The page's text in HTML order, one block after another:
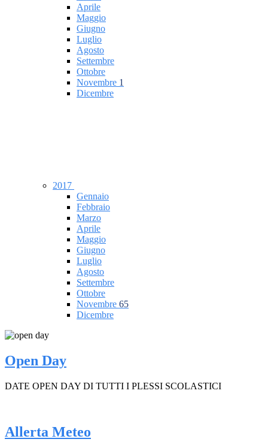
Aprile
Maggio
Giugno
Luglio
Agosto
Settembre
Ottobre
Novembre 1
Dicembre
2017
Gennaio
Febbraio
Marzo
Aprile
Maggio
Giugno
Luglio
Agosto
Settembre
Ottobre
Novembre 65
Dicembre
Open Day
DATE OPEN DAY DI TUTTI I PLESSI SCOLASTICI
Allerta Meteo